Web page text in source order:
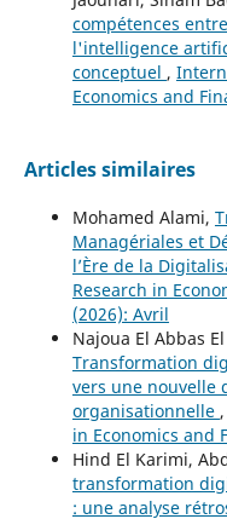
compétences
l'intelligence
conceptuel ,
Economics and
Articles similaires
Mohamed Alami,
Managériales et
l’Ère de la
Research in
(2026): Avril
Najoua El Abbas
Transformation
vers une nouvelle
organisationnelle ,
in Economics and
Hind El Karimi,
transformation
: une analyse